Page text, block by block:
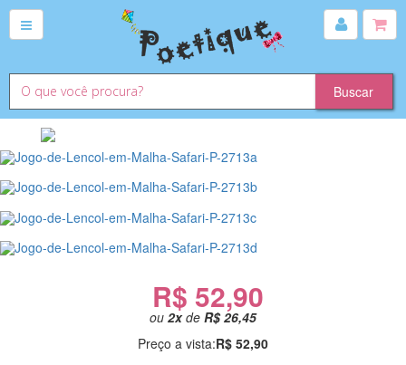
R$ 52,90
ou 2xde R$ 26,45
Preço a vista:R$ 52,90